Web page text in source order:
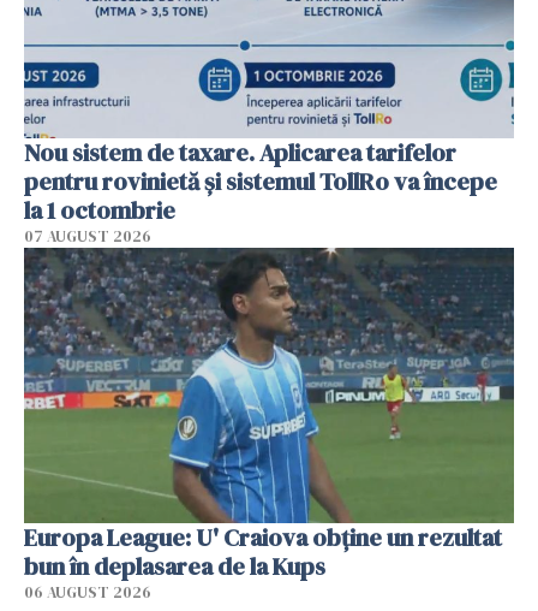
Nou sistem de taxare. Aplicarea tarifelor
pentru rovinietă şi sistemul TollRo va începe
la 1 octombrie
07 AUGUST 2026
Europa League: U' Craiova obține un rezultat
bun în deplasarea de la Kups
06 AUGUST 2026